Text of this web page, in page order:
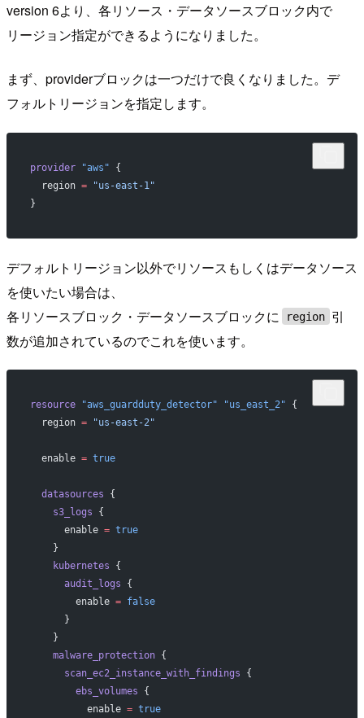
version 6より、各リソース・データソースブロック内で
リージョン指定ができるようになりました。
まず、providerブロックは一つだけで良くなりました。デ
フォルトリージョンを指定します。
provider "aws" {
  region
= "us-east-1"
}
デフォルトリージョン以外でリソースもしくはデータソース
を使いたい場合は、
各リソースブロック・データソースブロックに
region 引
数が追加されているのでこれを使います。
resource "aws_guardduty_detector" "us_east_2" {
  region
= "us-east-2"
  enable
= true
  datasources
{
    s3_logs
{
      enable
= true
    }
    kubernetes
{
      audit_logs
{
        enable
= false
      }
    }
    malware_protection
{
      scan_ec2_instance_with_findings
{
        ebs_volumes
{
          enable
= true